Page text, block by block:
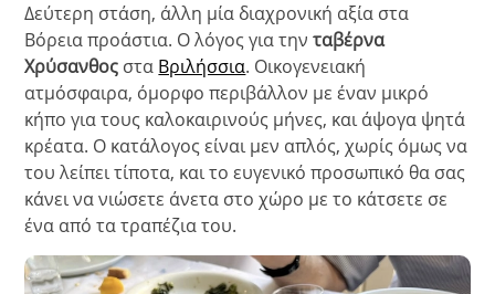
Δεύτερη στάση, άλλη μία διαχρονική αξία στα
Βόρεια προάστια. Ο λόγος για τηνταβέρνα
Χρύσανθος στα Βριλήσσια. Οικογενειακή
ατμόσφαιρα, όμορφο περιβάλλον με έναν μικρό
κήπο για τους καλοκαιρινούς μήνες, και άψογα ψητά
κρέατα. Ο κατάλογος είναι μεν απλός, χωρίς όμως να
του λείπει τίποτα, και το ευγενικό προσωπικό θα σας
κάνει να νιώσετε άνετα στο χώρο με το κάτσετε σε
ένα από τα τραπέζια του.